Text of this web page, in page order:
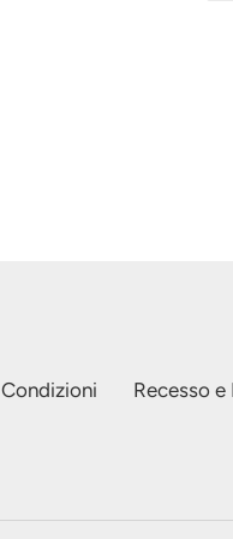
Condizioni Recesso e